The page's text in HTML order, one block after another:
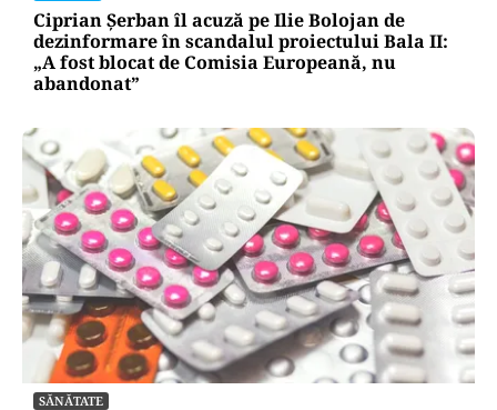
Ciprian Șerban îl acuză pe Ilie Bolojan de
dezinformare în scandalul proiectului Bala II:
„A fost blocat de Comisia Europeană, nu
abandonat”
SĂNĂTATE